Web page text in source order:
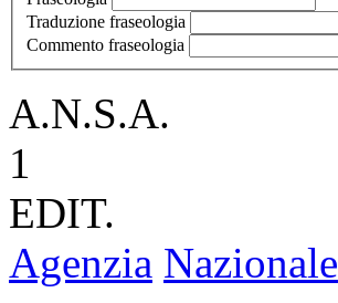
Traduzione fraseologia
Commento fraseologia
A.N.S.A.
1
EDIT.
Agenzia Nazionale